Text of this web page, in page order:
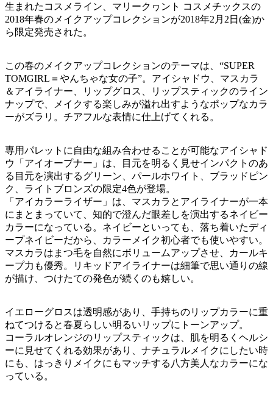
生まれたコスメライン、マリークヮント コスメチックスの
2018年春のメイクアップコレクションが2018年2月2日(金)か
ら限定発売された。
この春のメイクアップコレクションのテーマは、“SUPER
TOMGIRL＝やんちゃな女の子”。アイシャドウ、マスカラ
＆アイライナー、リップグロス、リップスティックのライン
ナップで、メイクする楽しみが溢れ出すようなポップなカラ
ーがズラリ。チアフルな表情に仕上げてくれる。
専用パレットに自由な組み合わせることが可能なアイシャド
ウ「アイオープナー」は、目元を明るく見せインパクトのあ
る目元を演出するグリーン、パールホワイト、ブラッドピン
ク、ライトブロンズの限定4色が登場。
「アイカラーライザー」は、マスカラとアイライナーが一本
にまとまっていて、知的で澄んだ眼差しを演出するネイビー
カラーになっている。ネイビーといっても、落ち着いたディ
ープネイビーだから、カラーメイク初心者でも使いやすい。
マスカラはまつ毛を自然にボリュームアップさせ、カールキ
ープ力も優秀。リキッドアイライナーは細筆で思い通りの線
が描け、つけたての発色が続くのも嬉しい。
イエローグロスは透明感があり、手持ちのリップカラーに重
ねてつけると春夏らしい明るいリップにトーンアップ。
コーラルオレンジのリップスティックは、肌を明るくヘルシ
ーに見せてくれる効果があり、ナチュラルメイクにしたい時
にも、はっきりメイクにもマッチする八方美人なカラーにな
っている。